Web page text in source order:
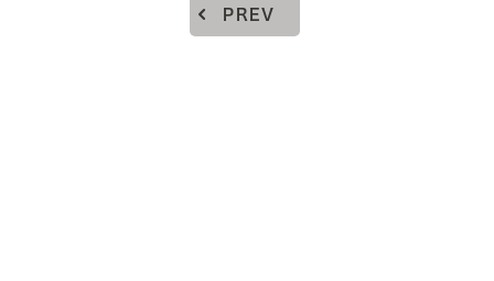
PREV